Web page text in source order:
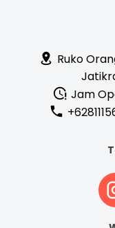
Ruko
Jam